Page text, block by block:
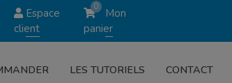
Espace
client
0
Mon
panier
LES TUTORIELS CONTACT